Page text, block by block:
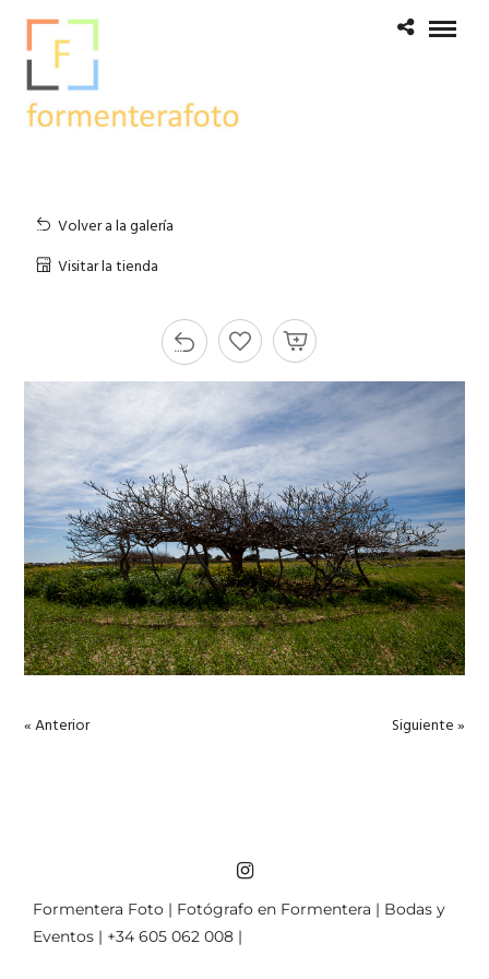
Volver a la galería
Visitar la tienda
« Anterior Siguiente »
Formentera Foto | Fotógrafo en Formentera | Bodas y
Eventos | +34 605 062 008 |